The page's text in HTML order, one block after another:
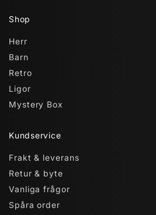
Shop
Herr
Barn
Retro
Ligor
Mystery Box
Kundservice
Frakt & leverans
Retur & byte
Vanliga frågor
Spåra order